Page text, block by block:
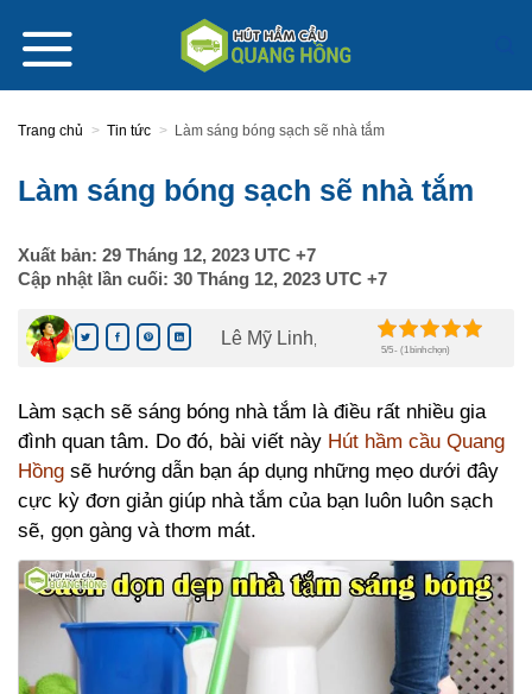
content
Trang chủ > Tin tức > Làm sáng bóng sạch sẽ nhà tắm
Làm sáng bóng sạch sẽ nhà tắm
Xuất bản: 29 Tháng 12, 2023 UTC +7
Cập nhật lần cuối: 30 Tháng 12, 2023 UTC +7
Lê Mỹ Linh
5/5 - (1 bình chọn)
Làm sạch sẽ sáng bóng nhà tắm là điều rất nhiều gia
đình quan tâm. Do đó, bài viết này Hút hầm cầu Quang
Hồng sẽ hướng dẫn bạn áp dụng những mẹo dưới đây
cực kỳ đơn giản giúp nhà tắm của bạn luôn luôn sạch
sẽ, gọn gàng và thơm mát.